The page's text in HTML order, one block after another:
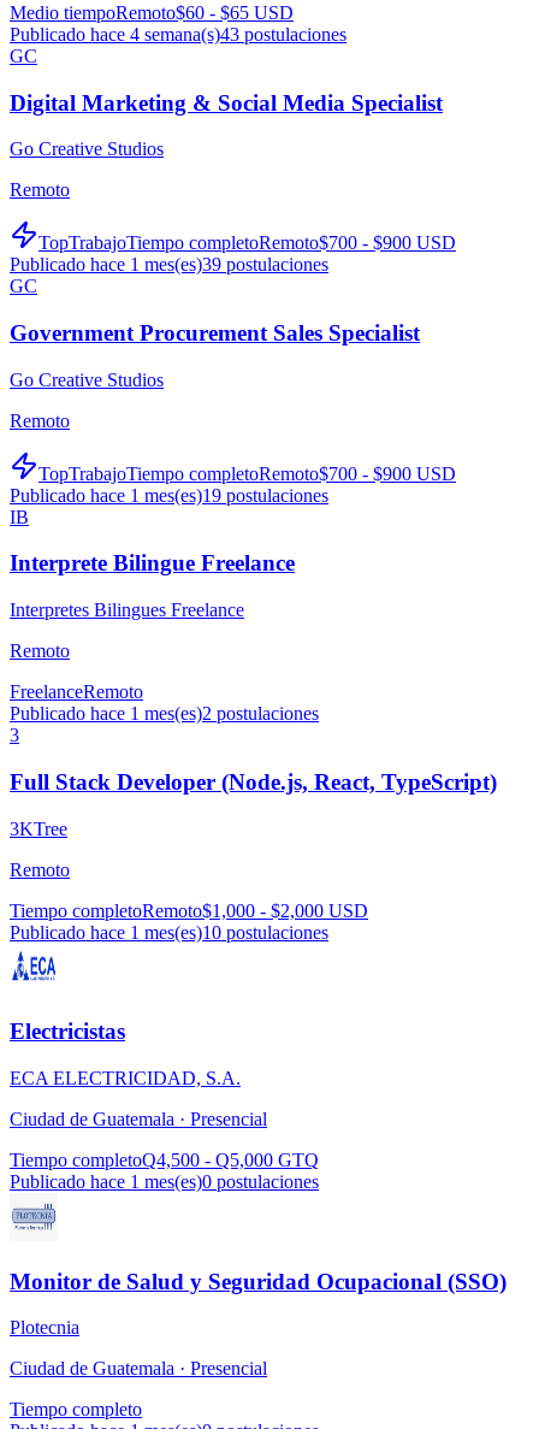
Medio tiempoRemoto$60 - $65 USD
Publicado hace 4 semana(s)43 postulaciones
GC
Digital Marketing & Social Media Specialist
Go Creative Studios
Remoto
TopTrabajoTiempo completoRemoto$700 - $900 USD
Publicado hace 1 mes(es)39 postulaciones
GC
Government Procurement Sales Specialist
Go Creative Studios
Remoto
TopTrabajoTiempo completoRemoto$700 - $900 USD
Publicado hace 1 mes(es)19 postulaciones
IB
Interprete Bilingue Freelance
Interpretes Bilingues Freelance
Remoto
FreelanceRemoto
Publicado hace 1 mes(es)2 postulaciones
3
Full Stack Developer (Node.js, React, TypeScript)
3KTree
Remoto
Tiempo completoRemoto$1,000 - $2,000 USD
Publicado hace 1 mes(es)10 postulaciones
Electricistas
ECA ELECTRICIDAD, S.A.
Ciudad de Guatemala · Presencial
Tiempo completoQ4,500 - Q5,000 GTQ
Publicado hace 1 mes(es)0 postulaciones
Monitor de Salud y Seguridad Ocupacional (SSO)
Plotecnia
Ciudad de Guatemala · Presencial
Tiempo completo